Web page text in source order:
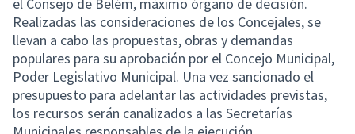
Realizadas las consideraciones de los Concejales, se
llevan a cabo las propuestas, obras y demandas
populares para su aprobación por el Concejo Municipal,
Poder Legislativo Municipal. Una vez sancionado el
presupuesto para adelantar las actividades previstas,
los recursos serán canalizados a las Secretarías